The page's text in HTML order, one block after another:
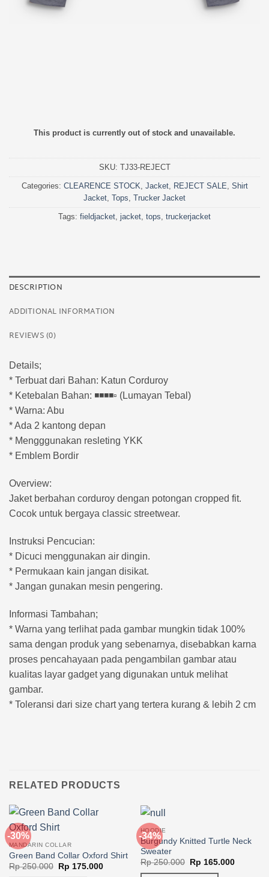
This product is currently out of stock and unavailable.
SKU: TJ33-REJECT
Categories: CLEARENCE STOCK, Jacket, REJECT SALE, Shirt
Jacket, Tops, Trucker Jacket
Tags: fieldjacket, jacket, tops, truckerjacket
DESCRIPTION
ADDITIONAL INFORMATION
REVIEWS (0)
Details;
* Terbuat dari Bahan: Katun Corduroy
* Ketebalan Bahan: ◾️◾️◾️◾️▫️ (Lumayan Tebal)
* Warna: Abu
* Ada 2 kantong depan
* Mengggunakan resleting YKK
* Emblem Bordir
Overview:
Jaket berbahan corduroy dengan potongan cropped fit.
Cocok untuk bergaya classic streetwear.
Instruksi Pencucian:
* Dicuci menggunakan air dingin.
* Permukaan kain jangan disikat.
* Jangan gunakan mesin pengering.
Informasi Tambahan;
* Warna yang terlihat pada gambar mungkin tidak 100%
sama dengan produk yang sebenarnya, disebabkan karna
proses pencahayaan pada pengambilan gambar atau
kualitas layar gadget yang digunakan untuk melihat
gambar.
* Toleransi dari size chart yang tertera kurang & lebih 2 cm
RELATED PRODUCTS
-30%
MANDARIN COLLAR
Green Band Collar Oxford Shirt
Rp250.000
Original
price
Rp 175.000Current
-34%
HOODIE
Burgundy Knitted Turtle Neck
Sweater
Rp250.000
Original
price
Rp 165.000Current